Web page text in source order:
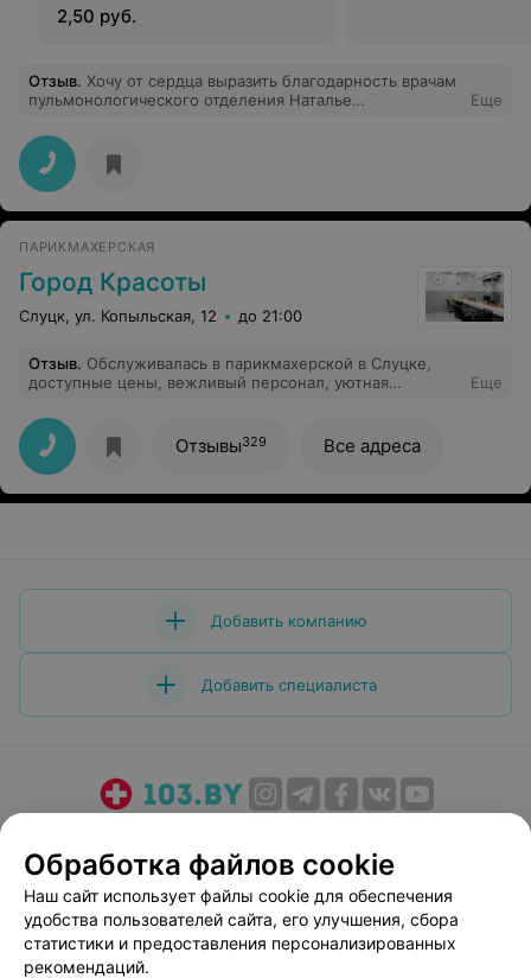
2,50 руб.
Отзыв. Хочу от сердца выразить благодарность врачам
пульмонологического отделения Наталье
бесценный труд, высокий профессионализм
и трепетное отношение к пациентам,за заботливость
и чуткость. Успехов вам, благополучия и здоровья.
Еще
ПАРИКМАХЕРСКАЯ
Город Красоты
Слуцк, ул. Копыльская, 12 до 21:00
Отзыв. Обслуживалась в парикмахерской в Слуцке,
доступные цены, вежливый персонал, уютная
Еще
Отзывы329 Все адреса
Добавить компанию
Добавить специалиста
Медицинский маркетинг
Публичный договор
Пользовательское соглашение
Способы оплаты
Вакансии
Партнеры
Обработка файлов cookie
Наш сайт использует файлы cookie для обеспечения
удобства пользователей сайта, его улучшения, сбора
статистики и предоставления персонализированных
рекомендаций.